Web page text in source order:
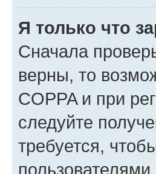
Я только что
Сначала
верны, то
COPPA и при
следуйте
требуется,